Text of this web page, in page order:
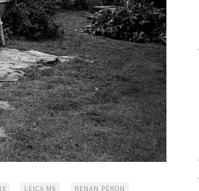
LEICA M6 RENAN PÉRON